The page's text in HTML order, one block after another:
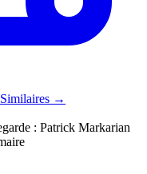
Similaires →